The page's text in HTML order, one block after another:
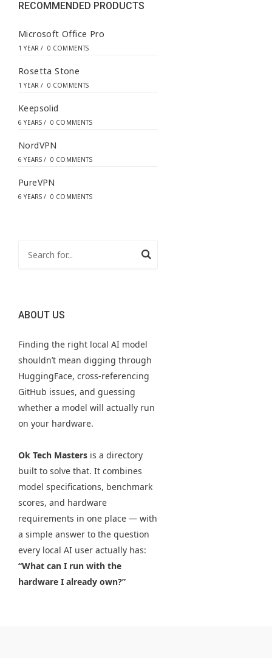
s
RECOMMENDED PRODUCTS
Microsoft Office Pro
1 YEAR / 0 COMMENTS
Rosetta Stone
1 YEAR / 0 COMMENTS
Keepsolid
6 YEARS / 0 COMMENTS
NordVPN
6 YEARS / 0 COMMENTS
PureVPN
6 YEARS / 0 COMMENTS
ABOUT US
Finding the right local AI model
shouldn’t mean digging through
HuggingFace, cross-referencing
GitHub issues, and guessing
whether a model will actually run
on your hardware.
Ok Tech Masters is a directory
built to solve that. It combines
model specifications, benchmark
scores, and hardware
requirements in one place — with
a simple answer to the question
every local AI user actually has:
“What can I run with the
hardware I already own?”